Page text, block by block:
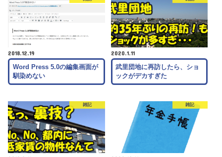
2018.12.19
Word Press 5.0の編集画面が
馴染めない
2020.1.11
武里団地に再訪したら、ショ
ックがデカすぎた
雑記 雑記